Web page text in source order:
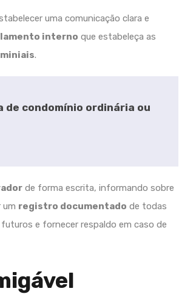
uma comunicação clara e
interno que estabeleça as
.
de condomínio ordinária ou
de forma escrita, informando sobre
um registro documentado de todas
e fornecer respaldo em caso de